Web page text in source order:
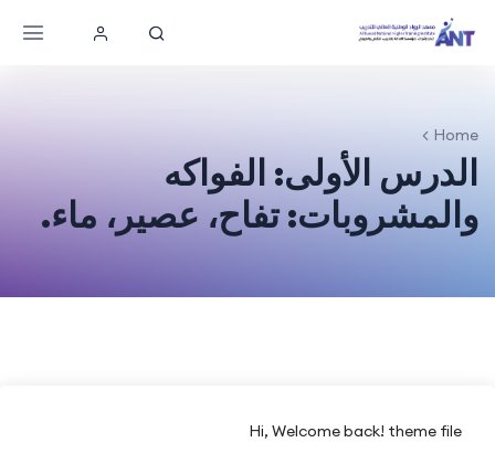
Home
الدرس الأولى: الفواكه
والمشروبات: تفاح، عصير، ماء.
Hi, Welcome back! theme file